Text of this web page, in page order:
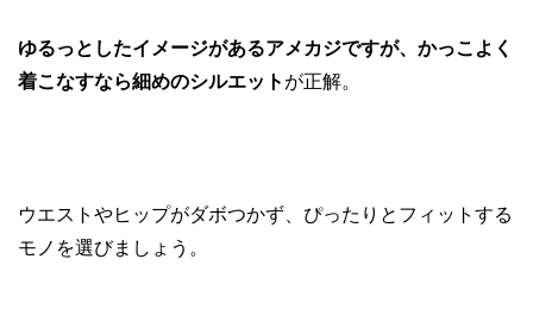
ゆるっとしたイメージがあるアメカジですが、かっこよく
着こなすなら細めのシルエット が正解。
ウエストやヒップがダボつかず、ぴったりとフィットする
モノを選びましょう。